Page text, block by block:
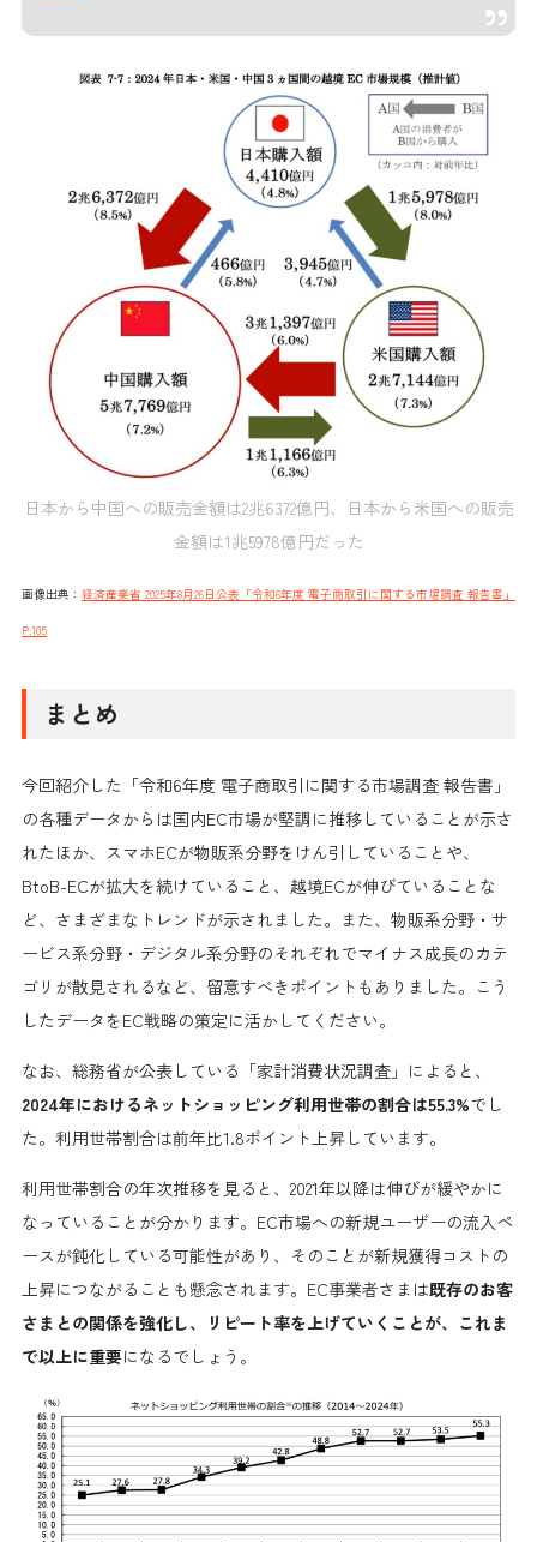
日本から中国への販売金額は2兆6372億円、日本から米国への販売
金額は1兆5978億円だった
画像出典： 経済産業省 2025年8月26日公表「令和6年度 電子商取引に関する市場調査 報告書」
P.105
まとめ
今回紹介した 「令和6年度 電子商取引に関する市場調査 報告書」
の各種データからは国内EC市場が堅調に推移していることが示さ
れたほか、スマホECが物販系分野をけん引していることや、
BtoB-ECが拡大を続けていること、越境ECが伸びていることな
ど、さまざまなトレンドが示されました。また、物販系分野・サ
ービス系分野・デジタル系分野のそれぞれでマイナス成長のカテ
ゴリが散見されるなど、留意すべきポイントもありました。こう
したデータをEC戦略の策定に活かしてください。
なお、総務省が公表している「家計消費状況調査」によると、
2024年におけるネットショッピング利用世帯の割合は55.3%でし
た。利用世帯割合は前年比1.8ポイント上昇しています。
利用世帯割合の年次推移を見ると、2021年以降は伸びが緩やかに
なっていることが分かります。EC市場への新規ユーザーの流入ペ
ースが鈍化している可能性があり、そのことが新規獲得コストの
上昇につながることも懸念されます。EC事業者さまは既存のお客
さまとの関係を強化し、リピート率を上げていくことが、これま
で以上に重要になるでしょう。